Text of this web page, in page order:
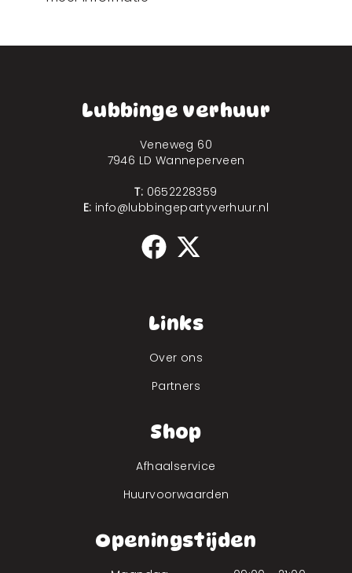
Lubbinge verhuur
Veneweg 60
7946 LD Wanneperveen
T: 0652228359
E: info@lubbingepartyverhuur.nl
Links
Over ons
Partners
Shop
Afhaalservice
Huurvoorwaarden
Openingstijden